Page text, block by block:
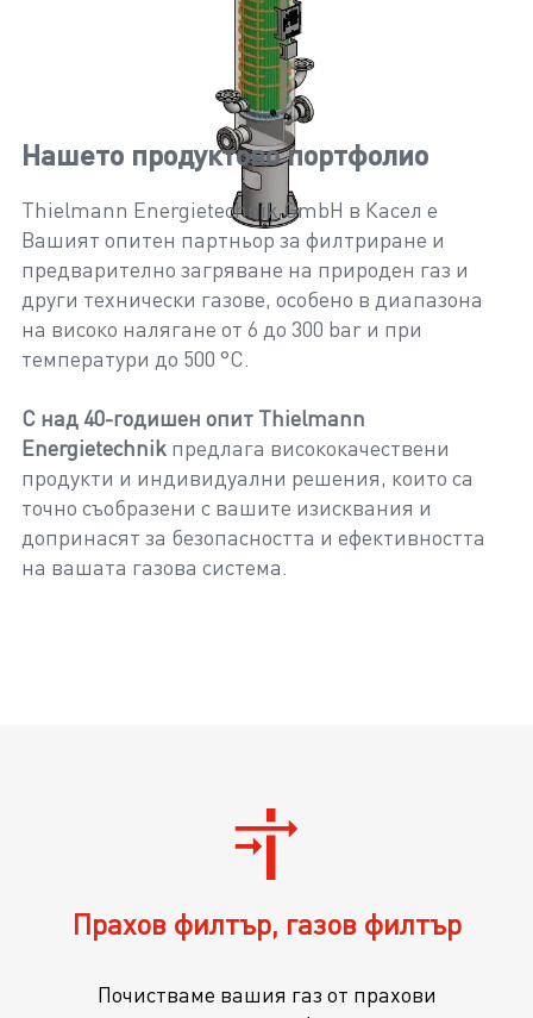
Нашето продуктово портфолио
Thielmann Energietechnik GmbH в Касел е
Вашият опитен партньор за филтриране и
предварително загряване на природен газ и
други технически газове, особено в диапазона
на високо налягане от 6 до 300 bar и при
температури до 500 °C.
С над 40-годишен опит Thielmann
Energietechnik предлага висококачествени
продукти и индивидуални решения, които са
точно съобразени с вашите изисквания и
допринасят за безопасността и ефективността
на вашата газова система.
Прахов филтър, газов филтър
Почистваме вашия газ от прахови